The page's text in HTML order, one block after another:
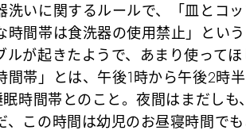
いに関するルールで、「皿とコッ
時間帯は食洗器の使用禁止」とい
ルが起きたようで、あまり使って
間帯」とは、午後1時から午後2時
時間帯とのこと。夜間はまだしも
、この時間は幼児のお昼寝時間で